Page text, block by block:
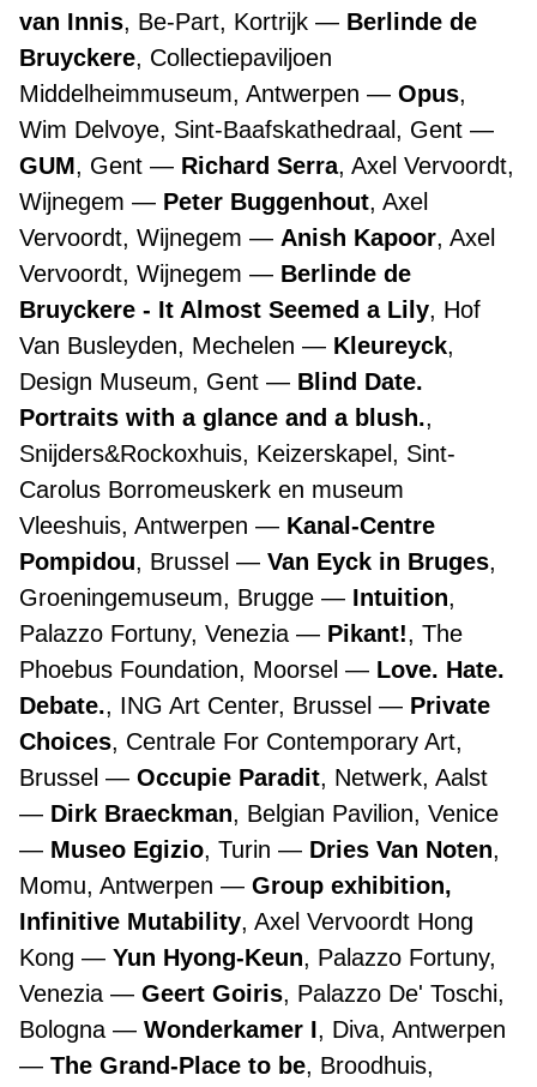
van Innis, Be-Part, Kortrijk
Berlinde de
Bruyckere, Collectiepaviljoen
Middelheimmuseum, Antwerpen
Opus,
Wim Delvoye, Sint-Baafskathedraal, Gent
GUM, Gent Richard Serra, Axel Vervoordt,
Wijnegem
Peter Buggenhout, Axel
Vervoordt, Wijnegem
Anish Kapoor, Axel
Vervoordt, Wijnegem
Berlinde de
Bruyckere - It Almost Seemed a Lily, Hof
Van Busleyden, Mechelen
Kleureyck,
Design Museum, Gent
Blind Date.
Portraits with a glance and a blush.,
Snijders&Rockoxhuis, Keizerskapel, Sint-
Carolus Borromeuskerk en museum
Vleeshuis, Antwerpen
Kanal-Centre
Pompidou, Brussel Van Eyck in Bruges,
Groeningemuseum, Brugge
Intuition,
Palazzo Fortuny, Venezia
Pikant!, The
Phoebus Foundation, Moorsel
Love. Hate.
Debate., ING Art Center, Brussel
Private
Choices, Centrale For Contemporary Art,
Brussel
Occupie Paradit, Netwerk, Aalst
Dirk Braeckman, Belgian Pavilion, Venice
Museo Egizio, Turin Dries Van Noten,
Momu, Antwerpen
Group exhibition,
Infinitive Mutability, Axel Vervoordt Hong
Kong
Yun Hyong-Keun, Palazzo Fortuny,
Venezia
Geert Goiris, Palazzo De' Toschi,
Bologna
Wonderkamer I, Diva, Antwerpen
The Grand-Place to be, Broodhuis,